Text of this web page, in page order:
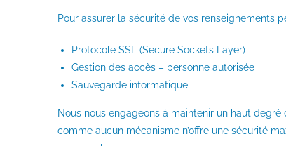
Pour assurer la sécurité de vos renseignements
Protocole SSL (Secure Sockets Layer)
Gestion des accès – personne autorisée
Sauvegarde informatique
Nous nous engageons à maintenir un haut
comme aucun mécanisme n’offre une sécurité